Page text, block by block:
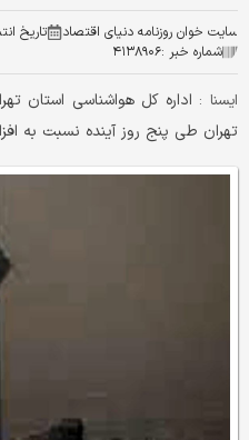
سایت خوان روزنامه دنیای اقتصاد تاریخ
شماره خبر :۴۱۳۸۹۰۶
ايسنا : اداره کل هواشناسی استان
تهران طی پنج روز آینده نسبت به